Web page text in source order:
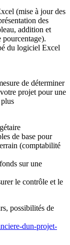
(mise à jour des
des
addition et
du logiciel Excel
de déterminer
projet pour une
de base pour
(comptabilité
sur une
le contrôle et le
possibilités de
dun-projet-